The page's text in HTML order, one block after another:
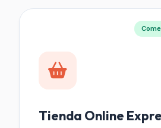
Tienda Online